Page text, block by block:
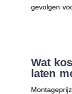
gevolgen
Wat
laten